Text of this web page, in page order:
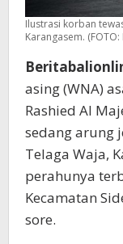
Ilustrasi korban
Karangasem.
asing (WNA)
Rashied Al
sedang arung
Telaga Waja,
perahunya
Kecamatan
sore.